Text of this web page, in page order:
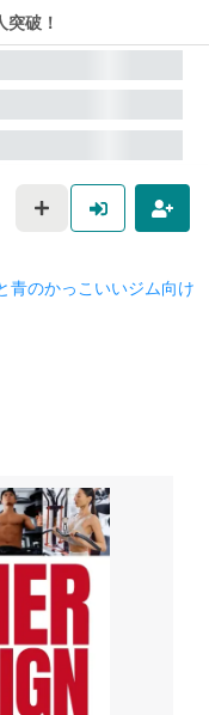
突破！
青のかっこいいジム向け